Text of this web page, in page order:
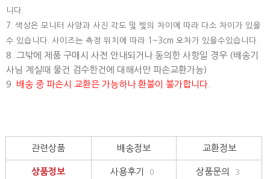
니다.
7. 색상은 모니터 사양과 사진 각도 및 빛의 차이에 따라 다소 차이가 있을
수 있습니다. 사이즈는 측정 위치에 따라 1~3cm 오차가 있을수있습니다.
8. 그밖에 제품 구매시 사전 안내되거나 동의한 사항일 경우 (배송기
사님 계실때 물건 검수한건에 대해서만 파손교환가능)
9. 배송 중 파손시 교환은 가능하나 환불이 불가합니다.
관련상품 배송정보 교환정보
상품정보 사용후기 0 상품문의 3